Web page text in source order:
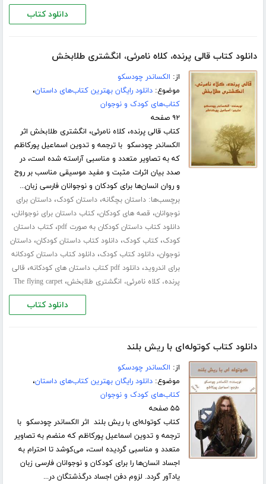
دانلود کتاب
دانلود کتاب قالی پرنده، کلاه نامرئی، انگشتری طلابخش
از: الکساندر چودسکو
موضوع:دانلود رایگان بهترین کتاب‌های داستان،
کتاب‌های کودک و نوجوان
۹۲ صفحه
کتاب قالی پرنده، کلاه نامرئی، انگشتری طلابخش اثر
الکساندر چودسکو با ترجمه و تدوین اسماعیل پورکاظم
که به تصاویر متعدد و مناسبی آراسته شده است، در
صدد بیان اثرات مثبت و مفید موسیقی مناسب بر روح
و روان انسان‌ها برای کودکان و نوجوانان فارسی زبان...
برچسب‌ها:داستان بچگانه،داستان کودک،داستان برای
نوجوانان، قصه های کودکان،کتاب داستان برای نوجوانان،
دانلود کتاب داستان کودکان به صورت pdf ،کتاب داستان
کودک،کتاب کودک،دانلود کتاب داستان کودکان،داستان
نوجوان،دانلود کتاب کودک،دانلود کتاب داستان کودکانه
برای اندروید،دانلود pdf کتاب داستان های کودکانه ، قالی
پرنده، کلاه نامرئی، انگشتری طلابخش،The flying carpet
دانلود کتاب
دانلود کتاب کوتوله‌ای با ریش بلند
از: الکساندر چودسکو
موضوع:دانلود رایگان بهترین کتاب‌های داستان،
کتاب‌های کودک و نوجوان
۵۵ صفحه
کتاب کوتوله‌ای با ریش بلند اثر الکساندر چودسکو با
ترجمه و تدوین اسماعیل پورکاظم که منضم به تصاویر
متعدد و مناسبی گردیده است، می‌کوشد تا احترام به
اجساد انسان‌ها را برای کودکان و نوجوانان فارسی زبان
یادآور گردد. لزوم دفن اجساد درگذشتگان در...